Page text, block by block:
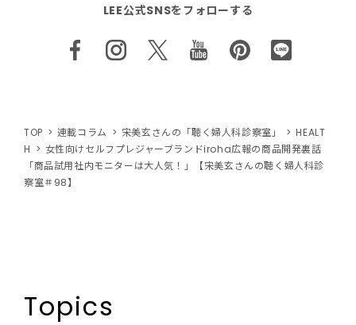
LEE公式SNSをフォローする
TOP 連載コラム 宋美玄さんの「聴く婦人科診察室」
HEALT
H
女性向けセルフプレジャーブランドiroha広報の商品開発裏話
「商品試用社内モニターは大人気！」【宋美玄さんの聴く婦人科診
察室＃98】
Topics